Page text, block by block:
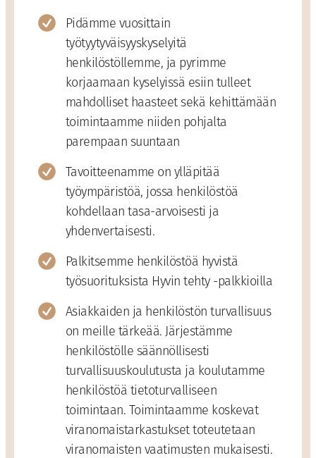
Pidämme vuosittain
työtyytyväisyyskyselyitä
henkilöstöllemme, ja pyrimme
korjaamaan kyselyissä esiin tulleet
mahdolliset haasteet sekä kehittämään
toimintaamme niiden pohjalta
parempaan suuntaan
Tavoitteenamme on ylläpitää
työympäristöä, jossa henkilöstöä
kohdellaan tasa-arvoisesti ja
yhdenvertaisesti.
Palkitsemme henkilöstöä hyvistä
työsuorituksista Hyvin tehty -palkkioilla
Asiakkaiden ja henkilöstön turvallisuus
on meille tärkeää. Järjestämme
henkilöstölle säännöllisesti
turvallisuuskoulutusta ja koulutamme
henkilöstöä tietoturvalliseen
toimintaan. Toimintaamme koskevat
viranomaistarkastukset toteutetaan
viranomaisten vaatimusten mukaisesti.